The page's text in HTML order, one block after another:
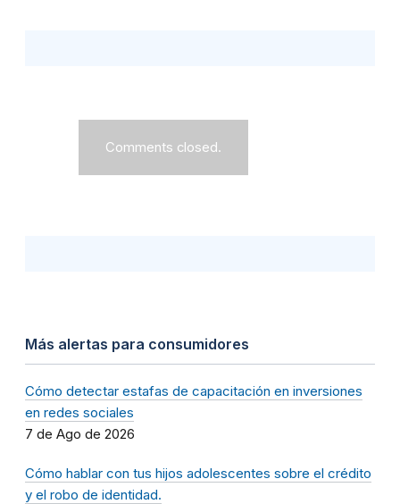
Comments closed.
Más alertas para consumidores
Cómo detectar estafas de capacitación en inversiones
en redes sociales
7 de Ago de 2026
Cómo hablar con tus hijos adolescentes sobre el crédito
y el robo de identidad.